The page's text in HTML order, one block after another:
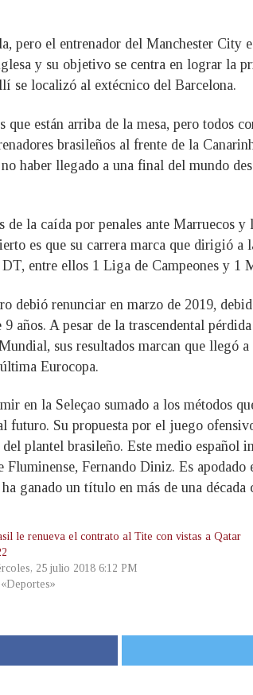
pero el entrenador del Manchester City
y su objetivo se centra en lograr la
se localizó al extécnico del Barcelona.
están arriba de la mesa, pero todos
brasileños al frente de la
haber llegado a una final del mundo
la caída por penales ante Marruecos
es que su carrera marca que dirigió
entre ellos 1 Liga de Campeones y 1
debió renunciar en marzo de 2019,
años. A pesar de la trascendental
sus resultados marcan que llegó
Eurocopa.
en la Seleçao sumado a los métodos
futuro. Su propuesta por el juego
plantel brasileño. Este medio español
Fernando Diniz. Es
ganado un título en más de una década
le renueva el contrato al Tite con vistas a Qatar
25 julio 2018 6:12 PM